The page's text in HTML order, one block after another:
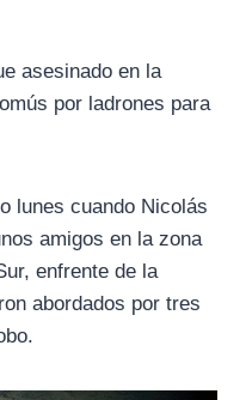
asesinado en la
por ladrones para
lunes cuando Nicolás
amigos en la zona
enfrente de la
abordados por tres